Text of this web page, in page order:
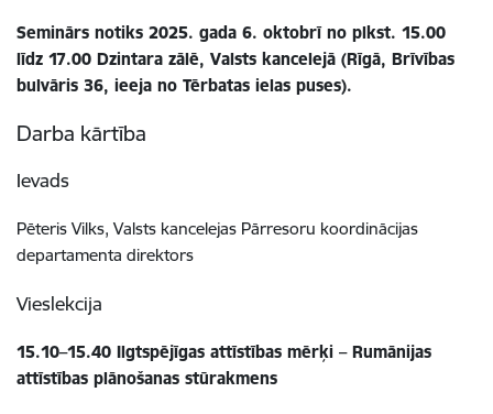
Seminārs notiks 2025. gada 6. oktobrī no plkst. 15.00
līdz 17.00 Dzintara zālē, Valsts kancelejā (Rīgā, Brīvības
bulvāris 36, ieeja no Tērbatas ielas puses).
Darba kārtība
Ievads
Pēteris Vilks, Valsts kancelejas Pārresoru koordinācijas
departamenta direktors
Vieslekcija
15.10–15.40 Ilgtspējīgas attīstības mērķi – Rumānijas
attīstības plānošanas stūrakmens